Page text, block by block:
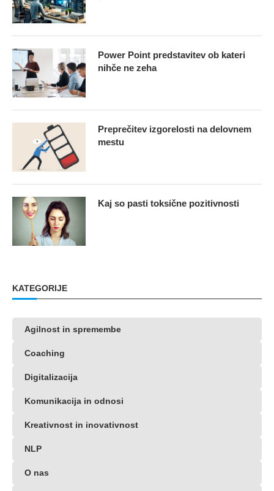
Power Point predstavitev ob kateri
nihče ne zeha
Preprečitev izgorelosti na delovnem
mestu
Kaj so pasti toksične pozitivnosti
KATEGORIJE
Agilnost in spremembe
Coaching
Digitalizacija
Komunikacija in odnosi
Kreativnost in inovativnost
NLP
O nas